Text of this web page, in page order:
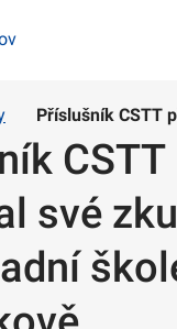
Příslušník CSTT
CSTT
své